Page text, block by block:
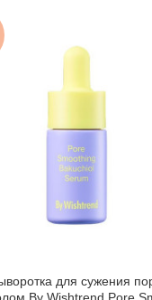
для сужения